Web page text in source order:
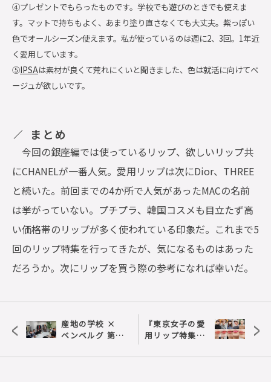
④プレゼントでもらったものです。学校でも遊びのときでも使えま
す。マットで持ちもよく、あまり塗り直さなくても大丈夫。紫っぽい
色でオールシーズン使えます。私が使っているのは週に2、3回。1年近
く愛用しています。
⑤IPSAは素材が良くて荒れにくいと聞きました、色は就活に向けてベ
ージュが欲しいです。
まとめ
今回の銀座編では使っているリップ、欲しいリップ共
にCHANELが一番人気。愛用リップは次にDior、THREE
と続いた。前回までの4か所で人気があったMACの名前
は挙がっていない。プチプラ、韓国コスメも目立たず高
い価格帯のリップが多く使われている印象だ。これまで5
回のリップ特集を行ってきたが、気になるものはあった
だろうか。次にリップを買う際の参考になれば幸いだ。
<
産地の学校 ×
ベンベルグ 第2
『東京女子の愛
用リップ特集
代官山編』
>